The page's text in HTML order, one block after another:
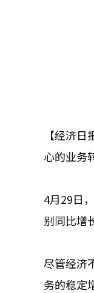
【经济
心的业务
4月29日
别同比增
尽管经济
务的稳定